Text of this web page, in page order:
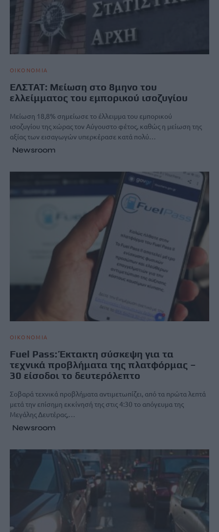
ΟΙΚΟΝΟΜΙΑ
ΕΛΣΤΑΤ: Μείωση στο 8μηνο του
ελλείμματος του εμπορικού ισοζυγίου
Μείωση 18,8% σημείωσε το έλλειμμα του εμπορικού
ισοζυγίου της χώρας τον Αύγουστο φέτος, καθώς η μείωση της
αξίας των εισαγωγών υπερκέρασε κατά πολύ…
Newsroom
ΟΙΚΟΝΟΜΙΑ
Fuel Pass: Έκτακτη σύσκεψη για τα
τεχνικά προβλήματα της πλατφόρμας –
30 είσοδοι το δευτερόλεπτο
Σοβαρά τεχνικά προβλήματα αντιμετωπίζει, από τα πρώτα λεπτά
μετά την επίσημη εκκίνησή της στις 4:30 το απόγευμα της
Μεγάλης Δευτέρας,…
Newsroom